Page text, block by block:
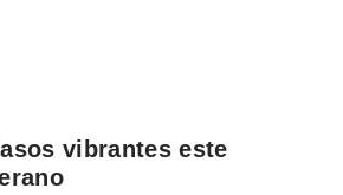
vibrantes este